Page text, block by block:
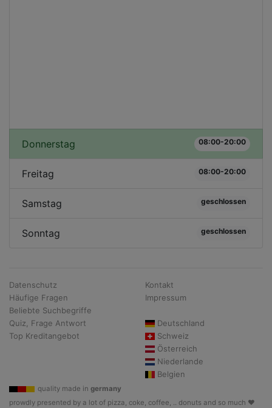
Donnerstag 08:00-20:00
Freitag 08:00-20:00
Samstag geschlossen
Sonntag geschlossen
Datenschutz
Häufige Fragen
Beliebte Suchbegriffe
Quiz, Frage Antwort
Top Kreditangebot
Kontakt
Impressum
Deutschland
Schweiz
Österreich
Niederlande
Belgien
quality made in germany
prowdly presented by a lot of pizza, coke, coffee, .. donuts and so much ♥